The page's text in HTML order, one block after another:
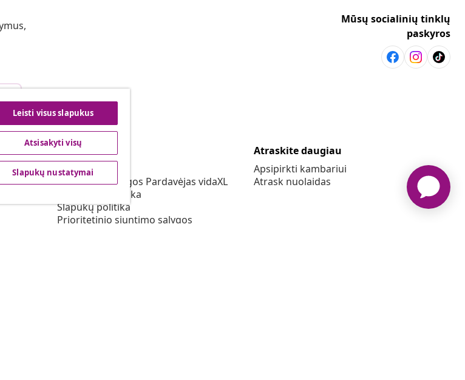
Mūsų socialinių tinklų
paskyros
vidaXL
Apie vidaXL
Terminai ir sąlygos Pardavėjas vidaXL
Privatumo politika
Slapukų politika
Prioritetinio siuntimo sąlygos
Atraskite daugiau
Apsipirkti kambariui
Atrask nuolaidas
Leisti visus slapukus
Atsisakyti visų
Slapukų nustatymai